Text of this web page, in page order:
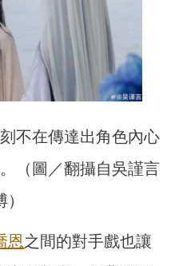
不在傳達出角色內心
（圖／翻攝自吳謹言
恩之間的對手戲也讓